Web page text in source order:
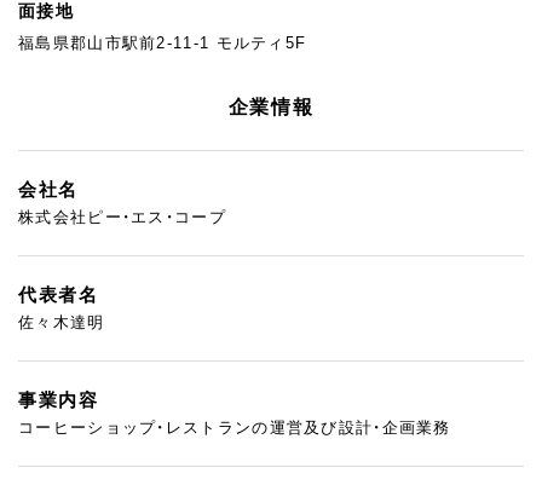
面接地
福島県郡山市駅前2-11-1 モルティ5F
企業情報
会社名
株式会社ピー・エス・コープ
代表者名
佐々木達明
事業内容
コーヒーショップ・レストランの運営及び設計・企画業務